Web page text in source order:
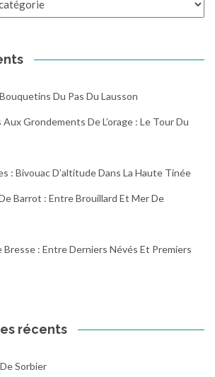
Du Pas Du Lausson
Grondements De L’orage : Le Tour Du
: Bivouac D’altitude Dans La Haute Tinée
Barrot : Entre Brouillard Et Mer De
Bresse : Entre Derniers Névés Et Premiers
récents
Sorbier